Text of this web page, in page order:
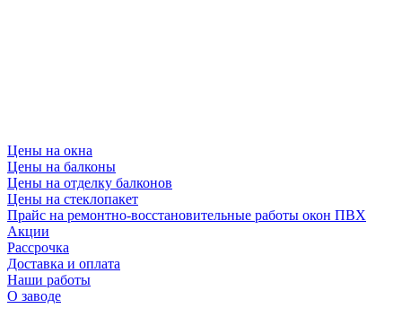
Цены на окна
Цены на балконы
Цены на отделку балконов
Цены на стеклопакет
Прайс на ремонтно-восстановительные работы окон ПВХ
Акции
Рассрочка
Доставка и оплата
Наши работы
О заводе